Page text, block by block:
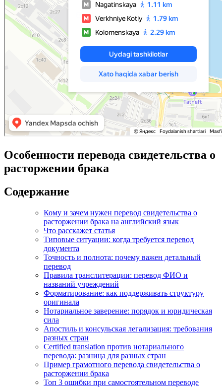
Особенности перевода свидетельства о
расторжении брака
Содержание
Кому и зачем нужен перевод свидетельства о
расторжении брака на английский язык
Что расскажет статья
Типовые ситуации: когда требуется перевод
документа
Точность и полнота: почему важен детальный
перевод
Правила транслитерации: перевод ФИО и
названий учреждений
Форматирование: как поддерживать структуру
оригинала
Нотариальное заверение: порядок и юридическая
сила
Апостиль и консульская легализация: требования
разных стран
Certified translation против нотариального
перевода: разница для разных стран
Пример грамотного перевода свидетельства о
расторжении брака
Топ 3 ошибки при самостоятельном переводе